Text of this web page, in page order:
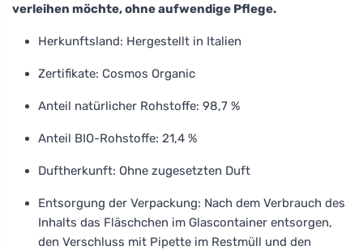
verleihen möchte, ohne aufwendige Pflege.
Herkunftsland: Hergestellt in Italien
Zertifikate: Cosmos Organic
Anteil natürlicher Rohstoffe: 98,7 %
Anteil BIO-Rohstoffe: 21,4 %
Duftherkunft: Ohne zugesetzten Duft
Entsorgung der Verpackung: Nach dem Verbrauch des
Inhalts das Fläschchen im Glascontainer entsorgen,
den Verschluss mit Pipette im Restmüll und den